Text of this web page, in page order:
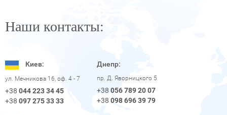
Наши контакты:
Киев:
ул. Мечникова 16, оф. 4 - 7
+38 044 223 34 45
+38 097 275 33 33
Днепр:
пр. Д. Яворницкого 5
+38 056 789 20 07
+38 098 696 39 79